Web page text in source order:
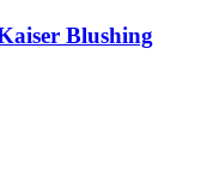
Blushing